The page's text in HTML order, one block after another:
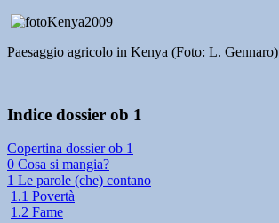
Paesaggio agricolo in Kenya (Foto: L. Gennaro)
Indice dossier ob 1
Copertina dossier ob 1
0 Cosa si mangia?
1 Le parole (che) contano
1.1 Povertà
1.2 Fame